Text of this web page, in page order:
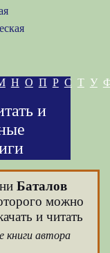
Н О П Р С Т У
и
Баталов
можно
и читать
книги автора